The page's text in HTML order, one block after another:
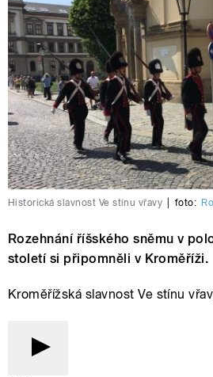
Historická slavnost Ve stínu vřavy foto:
Rozehnání říšského sněmu v
století si připomněli v Kroměříži.
Kroměřížská slavnost Ve stínu